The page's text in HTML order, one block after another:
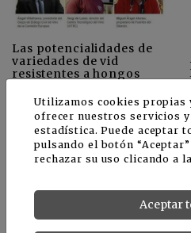
Las potencialidades de
variedades de vid
resistentes a hongos
Utilizamos cookies propias
ofrecer nuestros servicios
estadística. Puede aceptar
pulsando el botón
rechazar su uso clicando a
Aceptar